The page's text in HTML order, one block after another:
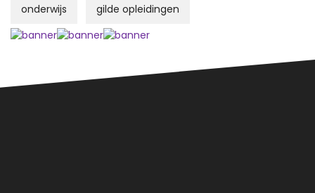
onderwijs gilde opleidingen